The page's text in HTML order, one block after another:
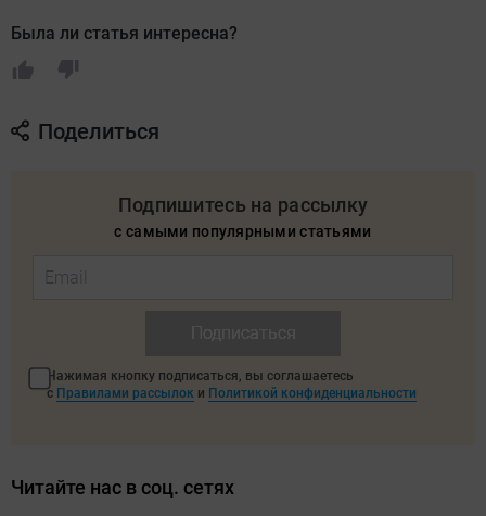
Была ли статья интересна?
Поделиться
Подпишитесь на рассылку
с самыми популярными статьями
Нажимая кнопку подписаться, вы соглашаетесь
с Правилами рассылок и Политикой конфиденциальности
Читайте нас в соц. сетях